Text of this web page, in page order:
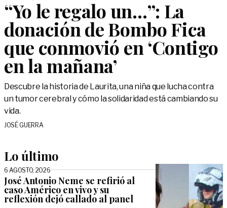
“Yo le regalo un…”: La
donación de Bombo Fica
que conmovió en ‘Contigo
en la mañana’
Descubre la historia de Laurita, una niña que lucha contra
un tumor cerebral y cómo la solidaridad está cambiando su
vida.
JOSÉ GUERRA
Lo último
6 AGOSTO, 2026
José Antonio Neme se refirió al
caso Américo en vivo y su
reflexión dejó callado al panel